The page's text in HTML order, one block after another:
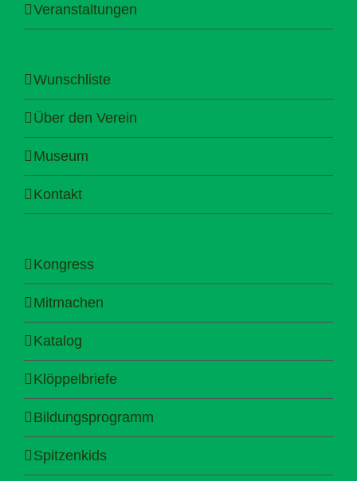
Veranstaltungen
Wunschliste
Über den Verein
Museum
Kontakt
Kongress
Mitmachen
Katalog
Klöppelbriefe
Bildungsprogramm
Spitzenkids